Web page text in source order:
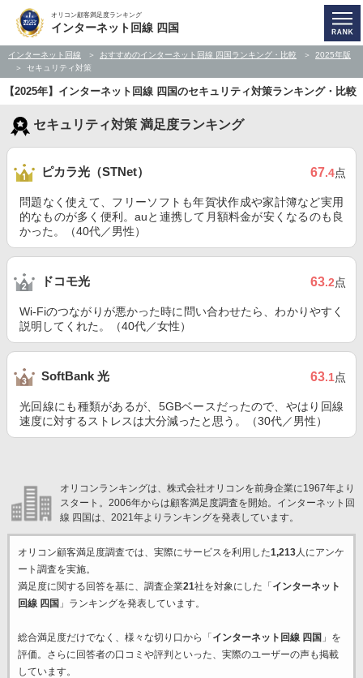
オリコン顧客満足度ランキング
インターネット回線 四国
インターネット回線 おすすめのインターネット回線 四国ランキング・比較
2025年版
セキュリティ対策
【2025年】インターネット回線 四国のセキュリティ対策ランキング・比較
セキュリティ対策 満足度ランキング
ピカラ光（STNet） 67.4点
問題なく使えて、フリーソフトも年賀状作成や家計簿など実用
的なものが多く便利。auと連携して月額料金が安くなるのも良
かった。（40代／男性）
ドコモ光 63.2点
Wi-Fiのつながりが悪かった時に問い合わせたら、わかりやすく
説明してくれた。（40代／女性）
SoftBank 光 63.1点
光回線にも種類があるが、5GBベースだったので、やはり回線
速度に対するストレスは大分減ったと思う。（30代／男性）
オリコンランキングは、株式会社オリコンを前身企業に1967年より
スタート。2006年からは顧客満足度調査を開始。インターネット回
線 四国は、2021年よりランキングを発表しています。
オリコン顧客満足度調査では、実際にサービスを利用した1,213人にアンケ
ート調査を実施。
満足度に関する回答を基に、調査企業21社を対象にした「 インターネット
回線 四国 」ランキングを発表しています。
総合満足度だけでなく、様々な切り口から「 インターネット回線 四国 」を
評価。さらに回答者の口コミや評判といった、実際のユーザーの声も掲載
しています。